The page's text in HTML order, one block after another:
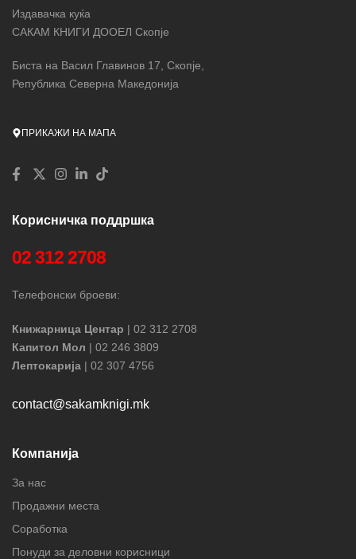
Издавачка куќа
САКАМ КНИГИ ДООЕЛ Скопје
Биста на Васил Главинов 17, Скопје,
Република Северна Македонија
ПРИКАЖИ НА МАПА
Корисничка поддршка
02 312 2708
Телефонски броеви:
Книжарница Центар | 02 312 2708
Капитол Мол | 02 246 3809
Лептокарија | 02 307 4756
contact@sakamknigi.mk
Компанија
За нас
Продажни места
Соработка
Понуди за деловни корисници